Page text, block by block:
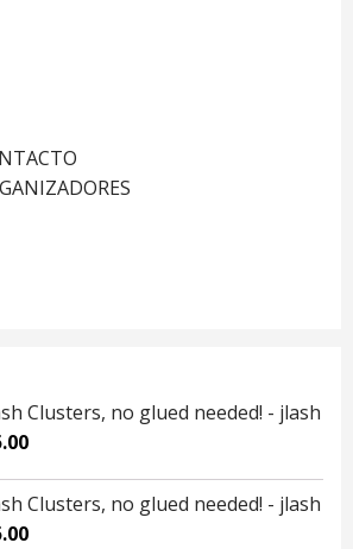
Clusters, no glued needed! - jlash
Current
is:
Q55.00.
Clusters, no glued needed! - jlash
Current